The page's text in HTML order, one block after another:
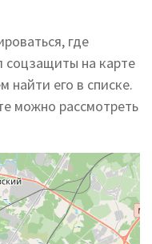
где
на карте
найти его в списке.
можно рассмотреть